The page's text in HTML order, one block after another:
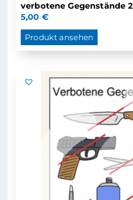
verbotene Gegenstände 2
5,00 €
Produkt ansehen